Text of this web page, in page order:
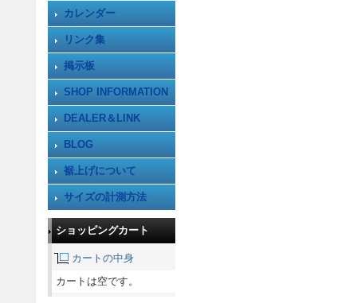
カレンダー
リンク集
掲示板
SHOP INFORMATION
DEALER＆LINK
BLOG
裾上げについて
サイズの計測方法
ショッピングカート
カートの中身
カートは空です。